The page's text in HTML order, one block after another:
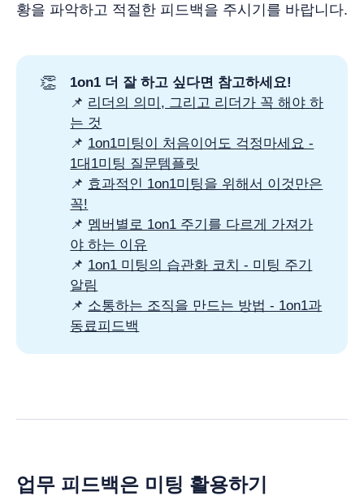
황을 파악하고 적절한 피드백을 주시기를 바랍니다.
👏
1on1 더 잘 하고 싶다면 참고하세요!
📌 리더의 의미, 그리고 리더가 꼭 해야 하
는 것
📌 1on1미팅이 처음이어도 걱정마세요 -
1대1미팅 질문템플릿
📌 효과적인 1on1미팅을 위해서 이것만은
꼭!
📌 멤버별로 1on1 주기를 다르게 가져가
야 하는 이유
📌 1on1 미팅의 습관화 코치 - 미팅 주기
알림
📌 소통하는 조직을 만드는 방법 - 1on1과
동료피드백
업무 피드백은 미팅 활용하기